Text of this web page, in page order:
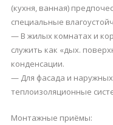
(кухня, ванная)
специальные
— В жилых комнатах и
служить как «дых.
конденсации.
— Для фасада и
теплоизоляционные
Монтажные приёмы: